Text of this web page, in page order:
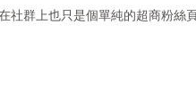
群上也只是個單純的超商粉絲頁